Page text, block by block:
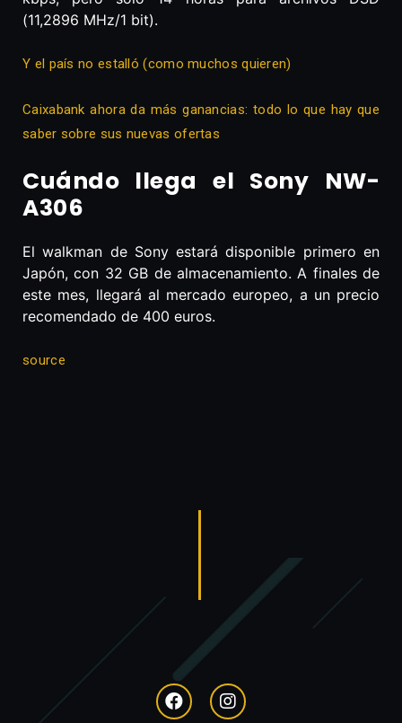
(11,2896 MHz/1 bit).
Y el país no estalló (como muchos quieren)
Caixabank ahora da más ganancias: todo lo que hay que
saber sobre sus nuevas ofertas
Cuándo llega el Sony NW-
A306
El walkman de Sony estará disponible primero en
Japón, con 32 GB de almacenamiento. A finales de
este mes, llegará al mercado europeo, a un precio
recomendado de 400 euros.
source